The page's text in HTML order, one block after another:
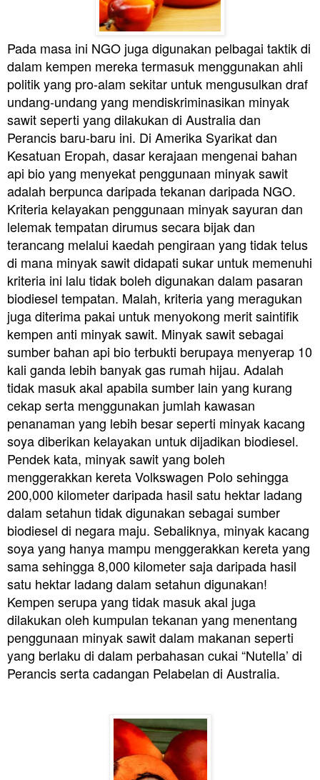
Pada masa ini NGO juga digunakan pelbagai taktik di
dalam kempen mereka termasuk menggunakan ahli
politik yang pro-alam sekitar untuk mengusulkan draf
undang-undang yang mendiskriminasikan minyak
sawit seperti yang dilakukan di Australia dan
Perancis baru-baru ini. Di Amerika Syarikat dan
Kesatuan Eropah, dasar kerajaan mengenai bahan
api bio yang menyekat penggunaan minyak sawit
adalah berpunca daripada tekanan daripada NGO.
Kriteria kelayakan penggunaan minyak sayuran dan
lelemak tempatan dirumus secara bijak dan
terancang melalui kaedah pengiraan yang tidak telus
di mana minyak sawit didapati sukar untuk memenuhi
kriteria ini lalu tidak boleh digunakan dalam pasaran
biodiesel tempatan. Malah, kriteria yang meragukan
juga diterima pakai untuk menyokong merit saintifik
kempen anti minyak sawit. Minyak sawit sebagai
sumber bahan api bio terbukti berupaya menyerap 10
kali ganda lebih banyak gas rumah hijau. Adalah
tidak masuk akal apabila sumber lain yang kurang
cekap serta menggunakan jumlah kawasan
penanaman yang lebih besar seperti minyak kacang
soya diberikan kelayakan untuk dijadikan biodiesel.
Pendek kata, minyak sawit yang boleh
menggerakkan kereta Volkswagen Polo sehingga
200,000 kilometer daripada hasil satu hektar ladang
dalam setahun tidak digunakan sebagai sumber
biodiesel di negara maju. Sebaliknya, minyak kacang
soya yang hanya mampu menggerakkan kereta yang
sama sehingga 8,000 kilometer saja daripada hasil
satu hektar ladang dalam setahun digunakan!
Kempen serupa yang tidak masuk akal juga
dilakukan oleh kumpulan tekanan yang menentang
penggunaan minyak sawit dalam makanan seperti
yang berlaku di dalam perbahasan cukai “Nutella’ di
Perancis serta cadangan Pelabelan di Australia.